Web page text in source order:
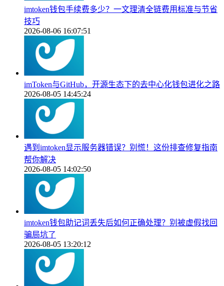
imtoken钱包手续费多少？一文理清全链费用标准与节省
技巧
2026-08-06 16:07:51
imToken与GitHub，开源生态下的去中心化钱包进化之路
2026-08-05 14:45:24
遇到imtoken显示服务器错误？别慌！这份排查修复指南
帮你解决
2026-08-05 14:02:50
imtoken钱包助记词丢失后如何正确处理？别被虚假找回
骗局坑了
2026-08-05 13:20:12